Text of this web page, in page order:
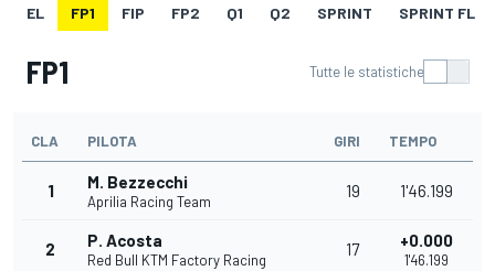
EL FP1 FIP FP2 Q1 Q2 SPRINT SPRINT FL
FP1 Tutte le statistiche
CLA PILOTA GIRI TEMPO
1 M. Bezzecchi
Aprilia Racing Team
19 1'46.199
2 P. Acosta
Red Bull KTM Factory Racing
17 +0.000
1'46.199